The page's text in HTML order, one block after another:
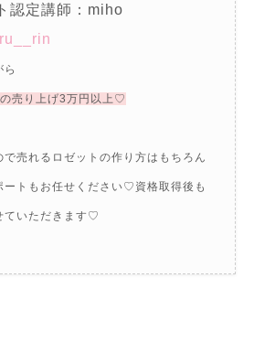
認定講師：miho
ら
売り上げ3万円以上♡
売れるロゼットの作り方はもちろん
ートもお任せください♡資格取得後も
ていただきます♡